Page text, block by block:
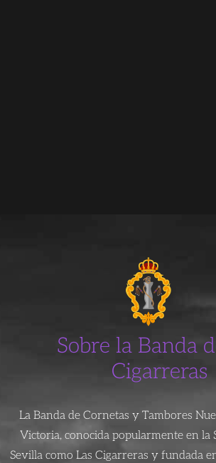
Sobre la Banda
Cigarreras
La Banda de Cornetas y Tambores
Victoria, conocida popularmente en la
Sevilla como Las Cigarreras y fundada